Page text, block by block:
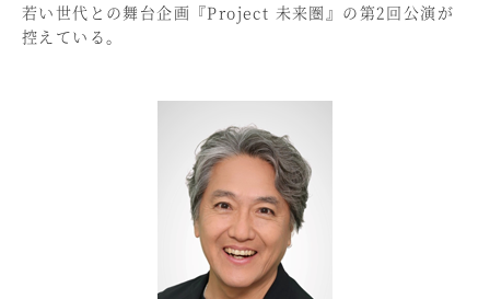
若い世代との舞台企画『Project 未来圏』の第2回公演が
控えている。